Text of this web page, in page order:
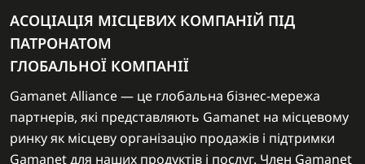
АСОЦІАЦІЯ МІСЦЕВИХ КОМПАНІЙ ПІД
ПАТРОНАТОМ
ГЛОБАЛЬНОЇ КОМПАНІЇ
Gamanet Alliance — це глобальна бізнес-мережа
партнерів, які представляють Gamanet на місцевому
ринку як місцеву організацію продажів і підтримки
Gamanet для наших продуктів і послуг. Член Gamanet